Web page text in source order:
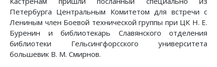
Петербурга Центральным Комитетом для встречи с
Лениным член Боевой технической группы при ЦК Н. Е.
Буренин и библиотекарь Славянского отделения
библиотеки Гельсингфорсского университета
большевик В. М. Смирнов.